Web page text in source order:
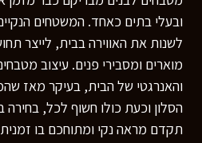
ובעלי בתים כאחד. המשטחים
לשנות את האווירה בבית, לייצר
מוארים ומסבירי פנים. עיצוב
והאנרגטי של הבית, בעיקר מאז
הסלון וכעת כולו חשוף לכל,
תקדם מראה נקי ומתוחכם בו